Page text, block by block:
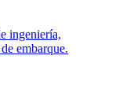
ingeniería,
embarque.